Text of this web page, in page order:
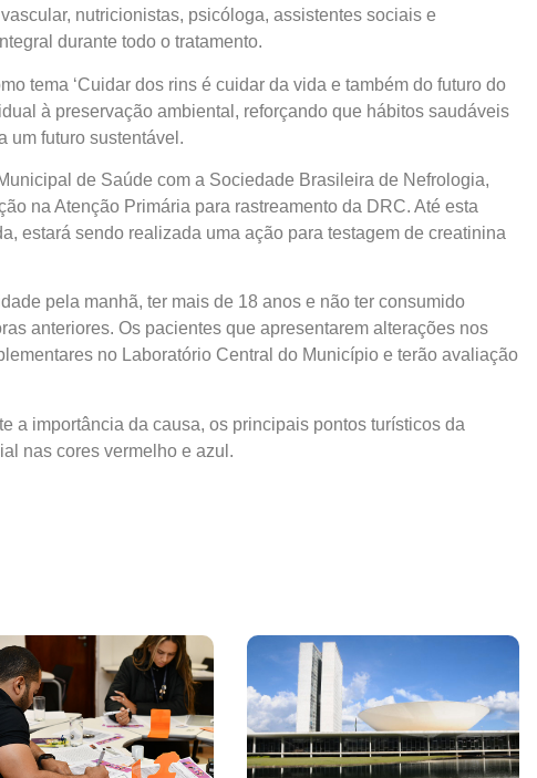
nutricionistas, psicóloga, assistentes sociais e
durante todo o tratamento.
tema ‘Cuidar dos rins é cuidar da vida e também do futuro do
à preservação ambiental, reforçando que hábitos saudáveis
um futuro sustentável.
de Saúde com a Sociedade Brasileira de Nefrologia,
na Atenção Primária para rastreamento da DRC. Até esta
estará sendo realizada uma ação para testagem de creatinina
pela manhã, ter mais de 18 anos e não ter consumido
anteriores. Os pacientes que apresentarem alterações nos
no Laboratório Central do Município e terão avaliação
a importância da causa, os principais pontos turísticos da
nas cores vermelho e azul.